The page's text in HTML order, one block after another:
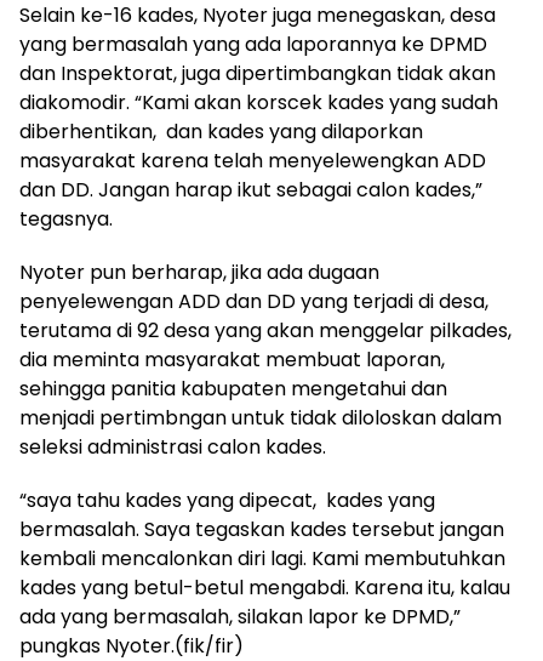
Selain ke-16 kades, Nyoter juga menegaskan, desa
yang bermasalah yang ada laporannya ke DPMD
dan Inspektorat, juga dipertimbangkan tidak akan
diakomodir. “Kami akan korscek kades yang sudah
diberhentikan, dan kades yang dilaporkan
masyarakat karena telah menyelewengkan ADD
dan DD. Jangan harap ikut sebagai calon kades,”
tegasnya.
Nyoter pun berharap, jika ada dugaan
penyelewengan ADD dan DD yang terjadi di desa,
terutama di 92 desa yang akan menggelar pilkades,
dia meminta masyarakat membuat laporan,
sehingga panitia kabupaten mengetahui dan
menjadi pertimbngan untuk tidak diloloskan dalam
seleksi administrasi calon kades.
“saya tahu kades yang dipecat, kades yang
bermasalah. Saya tegaskan kades tersebut jangan
kembali mencalonkan diri lagi. Kami membutuhkan
kades yang betul-betul mengabdi. Karena itu, kalau
ada yang bermasalah, silakan lapor ke DPMD,”
pungkas Nyoter.(fik/fir)